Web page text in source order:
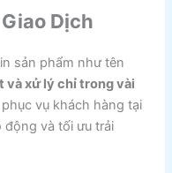
Dịch
sản phẩm như tên
và xử lý chỉ trong vài
vụ khách hàng tại
động và tối ưu trải